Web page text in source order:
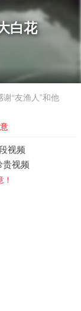
白花
“友渔人”和他
视频
贵视频